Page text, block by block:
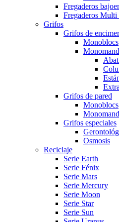
Fregaderos
Fregaderos Multi
Grifos
Grifos de
Monoblocs
Grifos de pared
Monoblocs
Grifos especiales
Osmosis
Reciclaje
Serie Earth
Serie Fénix
Serie Mars
Serie Mercury
Serie Moon
Serie Star
Serie Sun